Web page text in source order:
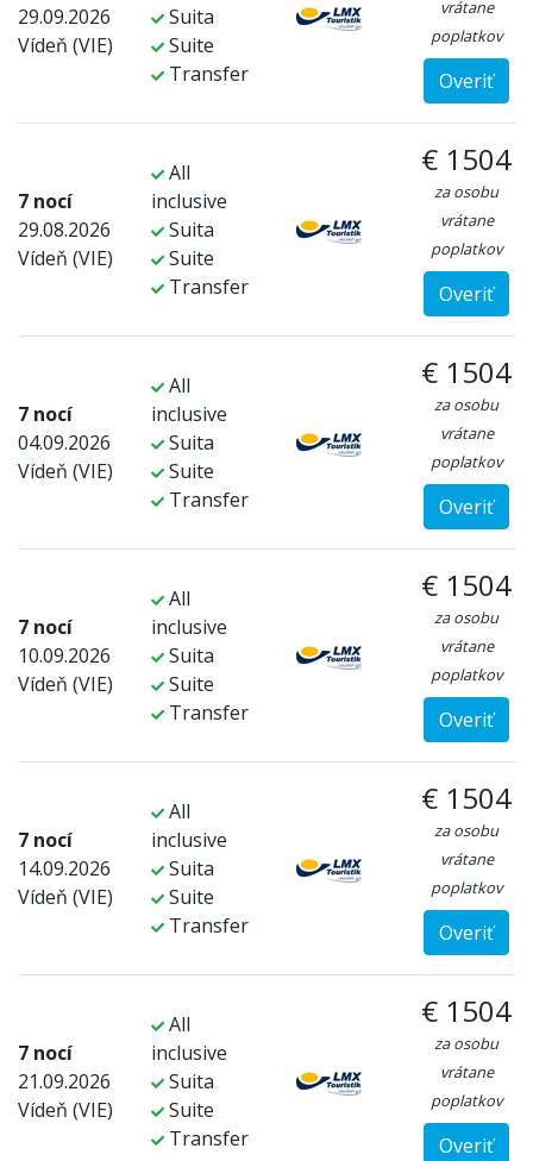
29.09.2026
Vídeň (VIE)
Suita
Suite
Transfer
vrátane
poplatkov
Overiť
7 nocí
29.08.2026
Vídeň (VIE)
All
inclusive
Suita
Suite
Transfer
€ 1504
za osobu
vrátane
poplatkov
Overiť
7 nocí
04.09.2026
Vídeň (VIE)
All
inclusive
Suita
Suite
Transfer
€ 1504
za osobu
vrátane
poplatkov
Overiť
7 nocí
10.09.2026
Vídeň (VIE)
All
inclusive
Suita
Suite
Transfer
€ 1504
za osobu
vrátane
poplatkov
Overiť
7 nocí
14.09.2026
Vídeň (VIE)
All
inclusive
Suita
Suite
Transfer
€ 1504
za osobu
vrátane
poplatkov
Overiť
7 nocí
21.09.2026
Vídeň (VIE)
All
inclusive
Suita
Suite
Transfer
€ 1504
za osobu
vrátane
poplatkov
Overiť